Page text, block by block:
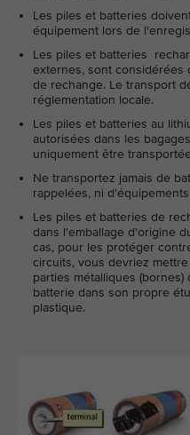
Les piles et batteries
équipement lors de
Les piles et batteries
externes, sont considérées
de rechange. Le transport
réglementation locale.
Les piles et batteries au
autorisées dans les
uniquement être
Ne transportez jamais de
rappelées, ni
Les piles et batteries de
dans l'emballage d'origine
cas, pour les protéger
circuits, vous devriez
parties métalliques
batterie dans son propre
plastique.